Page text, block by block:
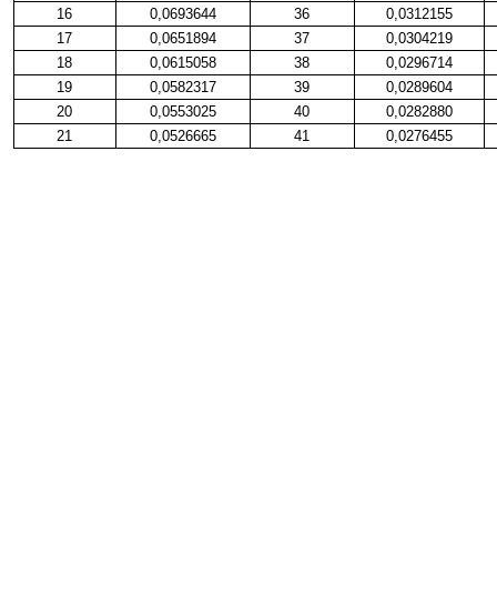
16
0,0693644 36
0,0312155
17
0,0651894 37
0,0304219
18
0,0615058 38
0,0296714
19
0,0582317 39
0,0289604
20
0,0553025 40
0,0282880
21
0,0526665 41 0,0276455